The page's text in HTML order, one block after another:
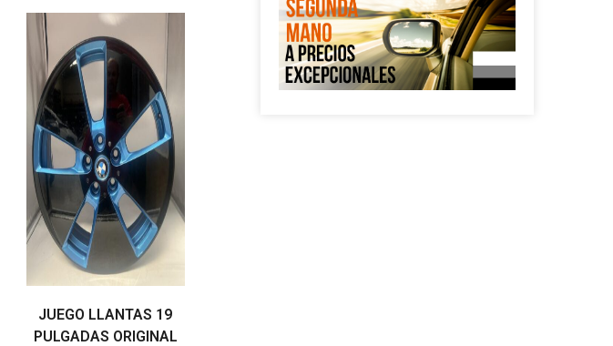
JUEGO LLANTAS 19
PULGADAS ORIGINAL